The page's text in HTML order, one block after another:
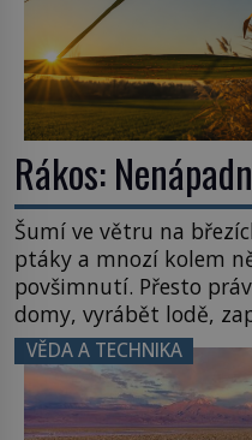
Rákos:
Šumí ve větru na
ptáky a mnozí kolem
povšimnutí. Přesto
domy, vyrábět lodě,
inspiroval řadu
užitečná rostlina
Většina lidí vnímá
letního koupání. Stačí
VĚDA A TECHNIKA